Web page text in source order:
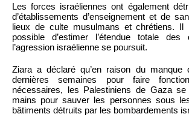
Les forces israéliennes ont également
d’établissements d’enseignement et de
lieux de culte musulmans et chrétiens. Il
possible d’estimer l’étendue totale des
l’agression israélienne se poursuit.
Ziara a déclaré qu’en raison du manque
dernières semaines pour faire
nécessaires, les Palestiniens de Gaza
mains pour sauver les personnes sous
bâtiments détruits par les bombardements